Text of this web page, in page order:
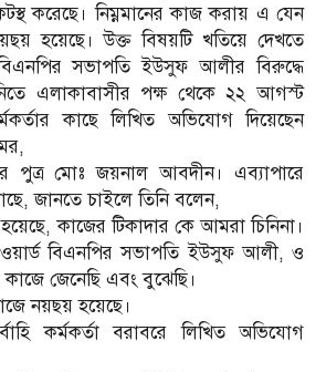
করেছে। নিম্নমানের কাজ করায় এ যেন
হয়েছে। উক্ত বিষয়টি খতিয়ে দেখতে
সভাপতি ইউসুফ আলীর বিরুদ্ধে
এলাকাবাসীর পক্ষ থেকে ২২ আগস্ট
কাছে লিখিত অভিযোগ দিয়েছেন
পুত্র মোঃ জয়নাল আবদীন। এব্যাপারে
জানতে চাইলে তিনি বলেন,
কাজের টিকাদার কে আমরা চিনিনা।
বিএনপির সভাপতি ইউসুফ আলী, ও
জেনেছি এবং বুঝেছি।
নয়ছয় হয়েছে।
কর্মকর্তা বরাবরে লিখিত অভিযোগ